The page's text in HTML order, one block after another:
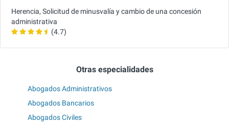
Herencia, Solicitud de minusvalía y cambio de una concesión
administrativa
(4.7)
Otras especialidades
Abogados Administrativos
Abogados Bancarios
Abogados Civiles